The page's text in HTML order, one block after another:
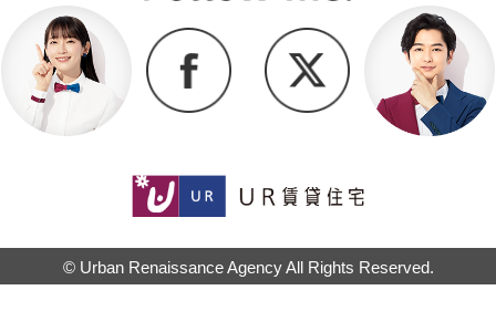
© Urban Renaissance Agency All Rights Reserved.